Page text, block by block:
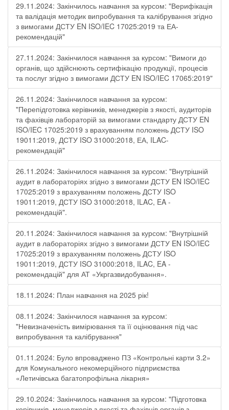
29.11.2024: Закінчилось навчання за курсом: "Верифікація
та валідація методик випробування та калібрування згідно
з вимогами ДСТУ EN ISO/IEC 17025:2019 та ЕА-
рекомендацій"
27.11.2024: Закінчилося навчання за курсом: "Вимоги до
органів, що здійснюють сертифікацію продукції, процесів
та послуг згідно з вимогами ДСТУ EN ISO/IEC 17065:2019"
26.11.2024: Закінчилося навчання за курсом:
"Перепідготовка керівників, менеджерів з якості, аудиторів
та фахівців лабораторій за вимогами стандарту ДСТУ EN
ISO/IEC 17025:2019 з врахуванням положень ДСТУ ISO
19011:2019, ДСТУ ISO 31000:2018, ЕА, ILAC-
рекомендацій"
26.11.2024: Закінчилося навчання за курсом: "Внутрішній
аудит в лабораторіях згідно з вимогами ДСТУ EN ISO/IEC
17025:2019 з врахуванням положень ДСТУ ISO
19011:2019, ДСТУ ISO 31000:2018, ILAC, EA -
рекомендацій".
20.11.2024: Закінчилося навчання за курсом: "Внутрішній
аудит в лабораторіях згідно з вимогами ДСТУ EN ISO/IEC
17025:2019 з врахуванням положень ДСТУ ISO
19011:2019, ДСТУ ISO 31000:2018, ILAC, EA -
рекомендацій" для АТ «Укргазвидобування».
18.11.2024: План навчання на 2025 рік!
08.11.2024: Закінчилося навчання за курсом:
"Невизначеність вимірювання та її оцінювання під час
випробування та калібрування"
01.11.2024: Було впроваджено ПЗ «Контрольні карти 3.2»
для Комунального некомерційного підприємства
«Летичівська багатопрофільна лікарня»
29.10.2024: Закінчилось навчання за курсом: "Підготовка